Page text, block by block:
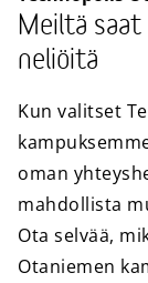
Meiltä saat
neliöitä
Kun valitset
oman
mahdollista
Ota selvää,
Otaniemen